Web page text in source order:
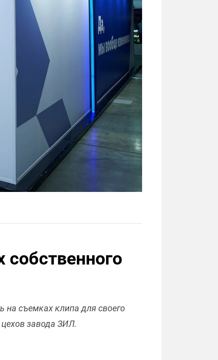
собственного
на съемках клипа для своего
завода ЗИЛ.